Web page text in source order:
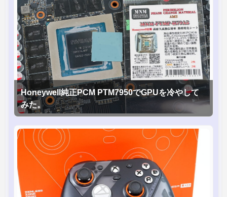
Honeywell純正PCM PTM7950でGPUを冷やして
みた。